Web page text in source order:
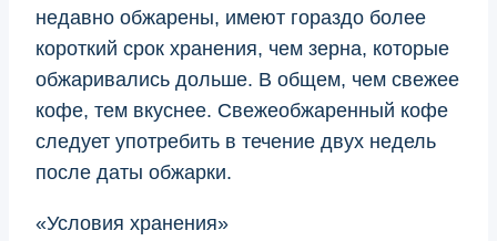
недавно обжарены, имеют гораздо более
короткий срок хранения, чем зерна, которые
обжаривались дольше. В общем, чем свежее
кофе, тем вкуснее. Свежеобжаренный кофе
следует употребить в течение двух недель
после даты обжарки.
«Условия хранения»